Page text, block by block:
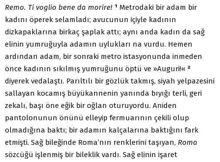
Remo. Ti voglio bene da morire! ¹ Metrodaki bir adam bir
kadını öperek selamladı; avucunun içiyle kadının
dizkapaklarına birkaç şaplak attı; aynı anda kadın da sağ
elinin yumruğuyla adamın uylukları na vurdu. Hemen
ardından adam, bir sonraki metro istasyonunda inmeden
önce kadının sıkılmış yumruğunu öptü ve »Auguri!« ²
diyerek vedalaştı. Parıltılı bir gözlük takmış, siyah yelpazesini
sallayan kocamış büyükannenin yanında bıyığı terli, geri
zekalı, başı öne eğik bir oğlan oturuyordu. Aniden
pantolonunun önünü elleyip fermuarının çekili olup
olmadığına baktı; bir adamın kalçalarına baktığını fark
etmişti. Sağ bileğinde Roma’nın renklerini taşıyan, Roma
sözcüğü işlenmiş bir bileklik vardı. Sağ elinin işaret